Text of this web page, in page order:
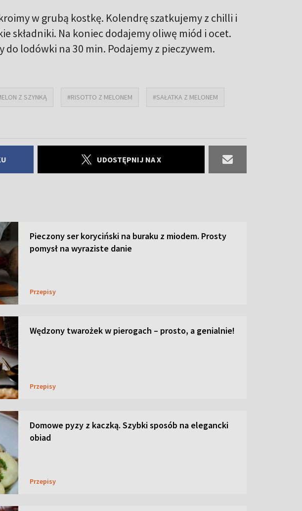
w grubą kostkę. Kolendrę szatkujemy z chilli i
składniki. Na koniec dodajemy oliwę miód i ocet.
do lodówki na 30 min. Podajemy z pieczywem.
Z SZYNKĄ #RISOTTO Z MELONEM #SAŁATKA Z MELONEM
UDOSTĘPNIJ NA X
Pieczony ser koryciński na buraku z miodem. Prosty
pomysł na wyraziste danie
Przepisy
Wędzony twarożek w pierogach – prosto, a genialnie!
Przepisy
Domowe pyzy z kaczką. Szybki sposób na elegancki
obiad
Przepisy